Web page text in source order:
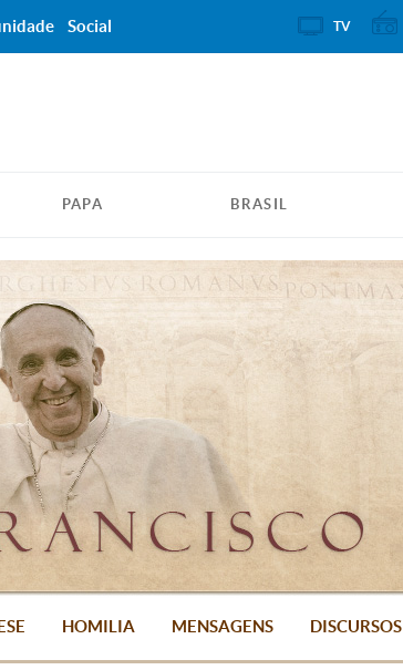
PAPA BRASIL
HOMILIA MENSAGENS DISCURSOS
Social TV